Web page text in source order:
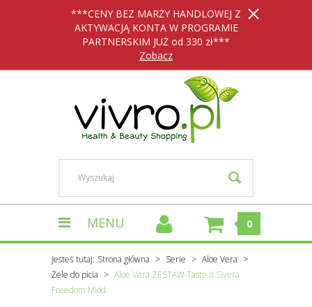
***CENY BEZ MARŻY HANDLOWEJ Z
AKTYWACJĄ KONTA W PROGRAMIE
PARTNERSKIM JUŻ od 330 zł***
Zobacz
MENU 0
Jesteś tutaj: Strona główna Serie
Aloe Vera
Żele do picia
Aloe Vera ZESTAW Taste it Sivera
Freedom Miód